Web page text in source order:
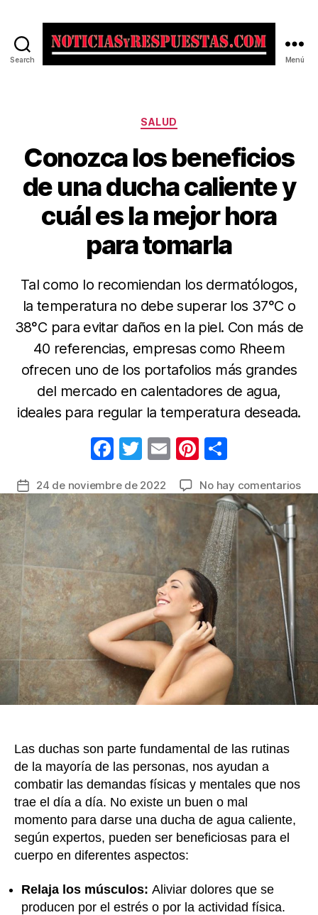
Search Menú
Categorías
SALUD
Conozca los beneficios
de una ducha caliente y
cuál es la mejor hora
para tomarla
Tal como lo recomiendan los dermatólogos,
la temperatura no debe superar los 37°C o
38°C para evitar daños en la piel. Con más de
40 referencias, empresas como Rheem
ofrecen uno de los portafolios más grandes
del mercado en calentadores de agua,
ideales para regular la temperatura deseada.
F
c
e
b
o
o
k
T
itt
er
E
ail
Pi
er
e
st
m
p
ar
tir
Fecha
de
la
entrada
24 de noviembre de 2022 No hay comentariosen
los
de
Las duchas son parte fundamental de las rutinas
de la mayoría de las personas, nos ayudan a
combatir las demandas físicas y mentales que nos
trae el día a día. No existe un buen o mal
momento para darse una ducha de agua caliente,
según expertos, pueden ser beneficiosas para el
cuerpo en diferentes aspectos:
Relaja los músculos: Aliviar dolores que se
producen por el estrés o por la actividad física.